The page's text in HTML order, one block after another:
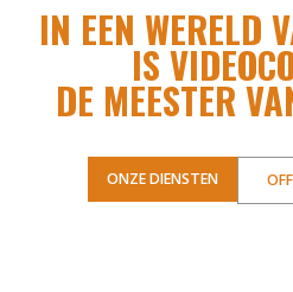
IN EEN WERELD
IS
DE MEESTER
ONZE DIENSTEN